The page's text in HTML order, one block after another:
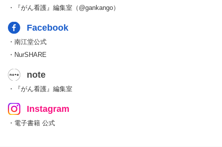
・『がん看護』編集室（@gankango）
Facebook
・南江堂公式
・NurSHARE
note
・『がん看護』編集室
Instagram
・電子書籍 公式